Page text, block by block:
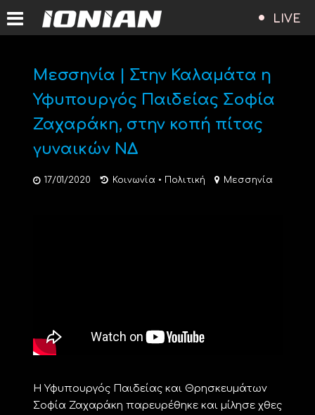
LIVE
Μεσσηνία | Στην Καλαμάτα η
Υφυπουργός Παιδείας Σοφία
Ζαχαράκη, στην κοπή πίτας
γυναικών ΝΔ
17/01/2020 Κοινωνία • Πολιτική Μεσσηνία
Η Υφυπουργός Παιδείας και Θρησκευμάτων
Σοφία Ζαχαράκη παρευρέθηκε και μίλησε χθες